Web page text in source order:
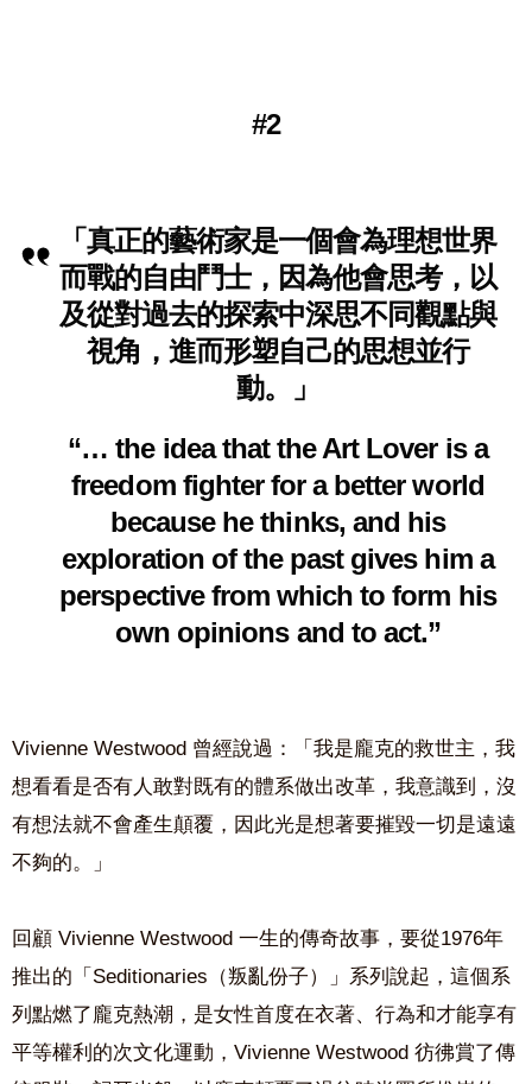
#2
「真正的藝術家是一個會為理想世界
而戰的自由鬥士，因為他會思考，以
及從對過去的探索中深思不同觀點與
視角，進而形塑自己的思想並行
動。」
“… the idea that the Art Lover is a
freedom fighter for a better world
because he thinks, and his
exploration of the past gives him a
perspective from which to form his
own opinions and to act.”
Vivienne Westwood 曾經說過：「我是龐克的救世主，我
想看看是否有人敢對既有的體系做出改革，我意識到，沒
有想法就不會產生顛覆，因此光是想著要摧毀一切是遠遠
不夠的。」
回顧 Vivienne Westwood 一生的傳奇故事，要從1976年
推出的「Seditionaries（叛亂份子）」系列說起，這個系
列點燃了龐克熱潮，是女性首度在衣著、行為和才能享有
平等權利的次文化運動，Vivienne Westwood 彷彿賞了傳